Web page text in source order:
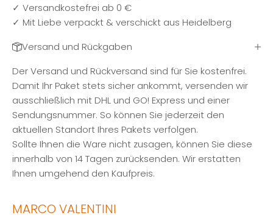
✓ Versandkostefrei ab 0 €
✓ Mit Liebe verpackt & verschickt aus Heidelberg
Versand und Rückgaben
Der Versand und Rückversand sind für Sie kostenfrei.
Damit Ihr Paket stets sicher ankommt, versenden wir
ausschließlich mit DHL und GO! Express und einer
Sendungsnummer. So können Sie jederzeit den
aktuellen Standort Ihres Pakets verfolgen.
Sollte Ihnen die Ware nicht zusagen, können Sie diese
innerhalb von 14 Tagen zurücksenden. Wir erstatten
Ihnen umgehend den Kaufpreis.
MARCO VALENTINI